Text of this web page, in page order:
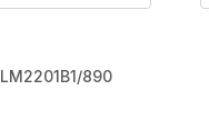
LM2201B1/890